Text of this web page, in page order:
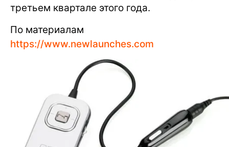
третьем квартале этого года.
По материалам
https://www.newlaunches.com